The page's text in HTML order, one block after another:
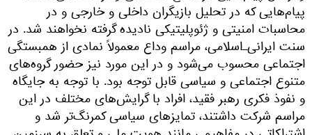
پیام‌هایی که در تحلیل بازیگران داخلی و خارجی و در
محاسبات امنیتی و ژئوپلیتیکی نادیده گرفته نخواهند شد. در
سنت ایرانی‌ـ‌اسلامی، مراسم وداع معمولاً نمادی از همبستگی
اجتماعی محسوب می‌شود و در این مورد نیز حضور گروه‌های
متنوع اجتماعی و سیاسی قابل توجه بود. با توجه به جایگاه
و نفوذ فکری رهبر فقید، افراد با گرایش‌های مختلف در این
مراسم شرکت داشتند، تمایزهای سیاسی کمرنگ‌تر شد و